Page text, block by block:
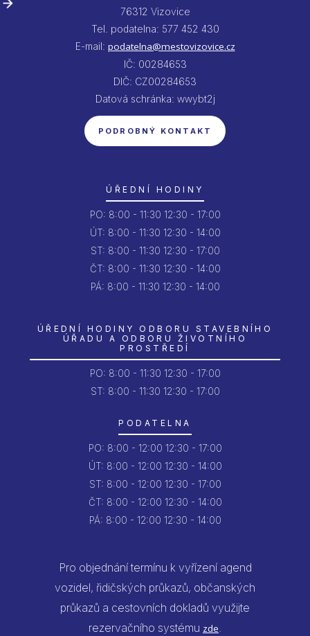
76312 Vizovice
Tel. podatelna: 577 452 430
E-mail: podatelna@mestovizovice.cz
IČ: 00284653
DIČ: CZ00284653
Datová schránka: wwybt2j
PODROBNÝ KONTAKT
ÚŘEDNÍ HODINY
PO: 8:00 - 11:30 12:30 - 17:00
ÚT: 8:00 - 11:30 12:30 - 14:00
ST: 8:00 - 11:30 12:30 - 17:00
ČT: 8:00 - 11:30 12:30 - 14:00
PÁ: 8:00 - 11:30 12:30 - 14:00
ÚŘEDNÍ HODINY ODBORU STAVEBNÍHO
ÚŘADU A ODBORU ŽIVOTNÍHO
PROSTŘEDÍ
PO: 8:00 - 11:30 12:30 - 17:00
ST: 8:00 - 11:30 12:30 - 17:00
PODATELNA
PO: 8:00 - 12:00 12:30 - 17:00
ÚT: 8:00 - 12:00 12:30 - 14:00
ST: 8:00 - 12:00 12:30 - 17:00
ČT: 8:00 - 12:00 12:30 - 14:00
PÁ: 8:00 - 12:00 12:30 - 14:00
Pro objednání termínu k vyřízení agend
vozidel, řidičských průkazů, občanských
průkazů a cestovních dokladů využijte
rezervačního systému zde.